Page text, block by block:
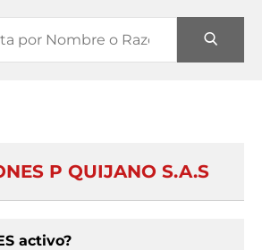
P QUIJANO S.A.S
activo?